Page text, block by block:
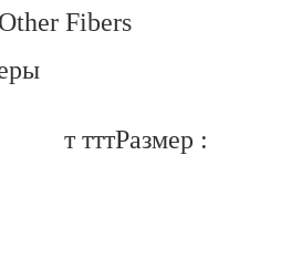
Fibers
тттРазмер :